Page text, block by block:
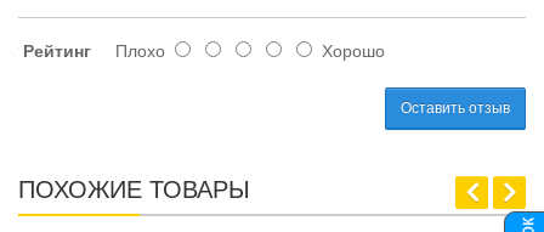
Рейтинг Плохо Хорошо
Оставить отзыв
ПОХОЖИЕ ТОВАРЫ